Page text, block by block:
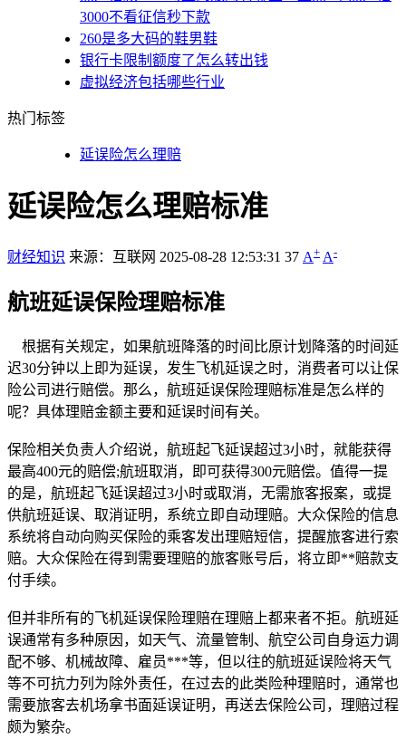
3000不看征信秒下款
260是多大码的鞋男鞋
银行卡限制额度了怎么转出钱
虚拟经济包括哪些行业
热门标签
延误险怎么理赔
延误险怎么理赔标准
财经知识 来源：互联网 2025-08-28 12:53:31 37 A+ A-
航班延误保险理赔标准
根据有关规定，如果航班降落的时间比原计划降落的时间延
迟30分钟以上即为延误，发生飞机延误之时，消费者可以让保
险公司进行赔偿。那么，航班延误保险理赔标准是怎么样的
呢？具体理赔金额主要和延误时间有关。
保险相关负责人介绍说，航班起飞延误超过3小时，就能获得
最高400元的赔偿;航班取消，即可获得300元赔偿。值得一提
的是，航班起飞延误超过3小时或取消，无需旅客报案，或提
供航班延误、取消证明，系统立即自动理赔。大众保险的信息
系统将自动向购买保险的乘客发出理赔短信，提醒旅客进行索
赔。大众保险在得到需要理赔的旅客账号后，将立即**赔款支
付手续。
但并非所有的飞机延误保险理赔在理赔上都来者不拒。航班延
误通常有多种原因，如天气、流量管制、航空公司自身运力调
配不够、机械故障、雇员***等，但以往的航班延误险将天气
等不可抗力列为除外责任，在过去的此类险种理赔时，通常也
需要旅客去机场拿书面延误证明，再送去保险公司，理赔过程
颇为繁杂。